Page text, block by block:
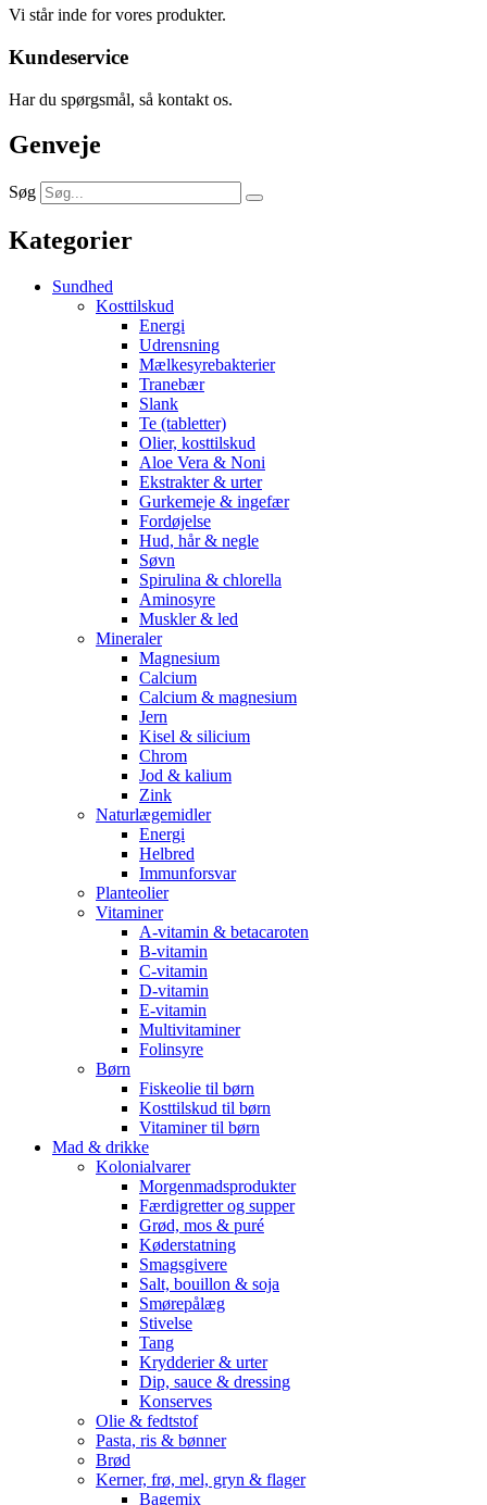
Vi står inde for vores produkter.
Kundeservice
Har du spørgsmål, så kontakt os.
Genveje
Søg
Kategorier
Sundhed
Kosttilskud
Energi
Udrensning
Mælkesyrebakterier
Tranebær
Slank
Te (tabletter)
Olier, kosttilskud
Aloe Vera & Noni
Ekstrakter & urter
Gurkemeje & ingefær
Fordøjelse
Hud, hår & negle
Søvn
Spirulina & chlorella
Aminosyre
Muskler & led
Mineraler
Magnesium
Calcium
Calcium & magnesium
Jern
Kisel & silicium
Chrom
Jod & kalium
Zink
Naturlægemidler
Energi
Helbred
Immunforsvar
Planteolier
Vitaminer
A-vitamin & betacaroten
B-vitamin
C-vitamin
D-vitamin
E-vitamin
Multivitaminer
Folinsyre
Børn
Fiskeolie til børn
Kosttilskud til børn
Vitaminer til børn
Mad & drikke
Kolonialvarer
Morgenmadsprodukter
Færdigretter og supper
Grød, mos & puré
Køderstatning
Smagsgivere
Salt, bouillon & soja
Smørepålæg
Stivelse
Tang
Krydderier & urter
Dip, sauce & dressing
Konserves
Olie & fedtstof
Pasta, ris & bønner
Brød
Kerner, frø, mel, gryn & flager
Bagemix